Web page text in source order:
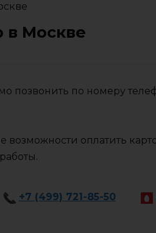
в Москве
позвонить по номеру
оплатить
+7 (499) 721-85-50